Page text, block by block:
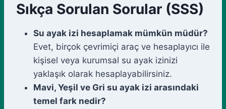
Sıkça Sorulan Sorular (SSS)
Su ayak izi hesaplamak mümkün müdür?
Evet, birçok çevrimiçi araç ve hesaplayıcı ile
kişisel veya kurumsal su ayak izinizi
yaklaşık olarak hesaplayabilirsiniz.
Mavi, Yeşil ve Gri su ayak izi arasındaki
temel fark nedir?